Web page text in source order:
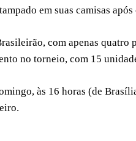
em suas camisas
com apenas quatro
no torneio, com 15
às 16 horas (de